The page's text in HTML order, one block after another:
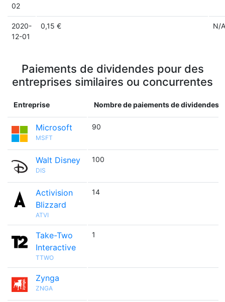
02
2020-
12-01
0,15 € N/A
Paiements de dividendes pour des
entreprises similaires ou concurrentes
Entreprise Nombre de paiements de dividendes
Microsoft
MSFT
90
Walt Disney
DIS
100
Activision
Blizzard
ATVI
14
Take-Two
Interactive
TTWO
1
Zynga
ZNGA